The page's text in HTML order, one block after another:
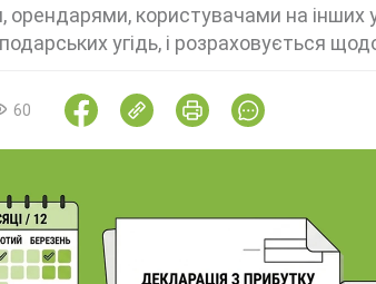
орендарями, користувачами на інших
угідь, і розраховується
60